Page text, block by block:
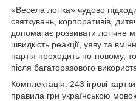
«Весела логіка» чудово
святкувань, корпоративів,
допомагає розвивати логічне
швидкість реакції, уяву та
партія проходить по-новому,
після багаторазового
Комплектація: 243 ігрові
правила гри українською